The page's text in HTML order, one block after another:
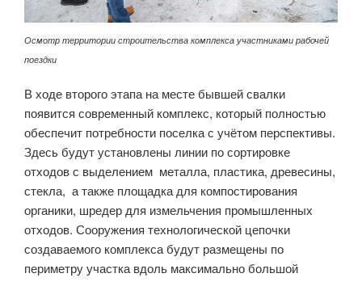
Осмотр территории строительства комплекса участниками рабочей
поездки
В ходе второго этапа на месте бывшей свалки
появится современный комплекс, который полностью
обеспечит потребности поселка с учётом перспективы.
Здесь будут установлены линии по сортировке
отходов с выделением металла, пластика, древесины,
стекла, а также площадка для компостирования
органики, шредер для измельчения промышленных
отходов. Сооружения технологической цепочки
создаваемого комплекса будут размещены по
периметру участка вдоль максимально большой